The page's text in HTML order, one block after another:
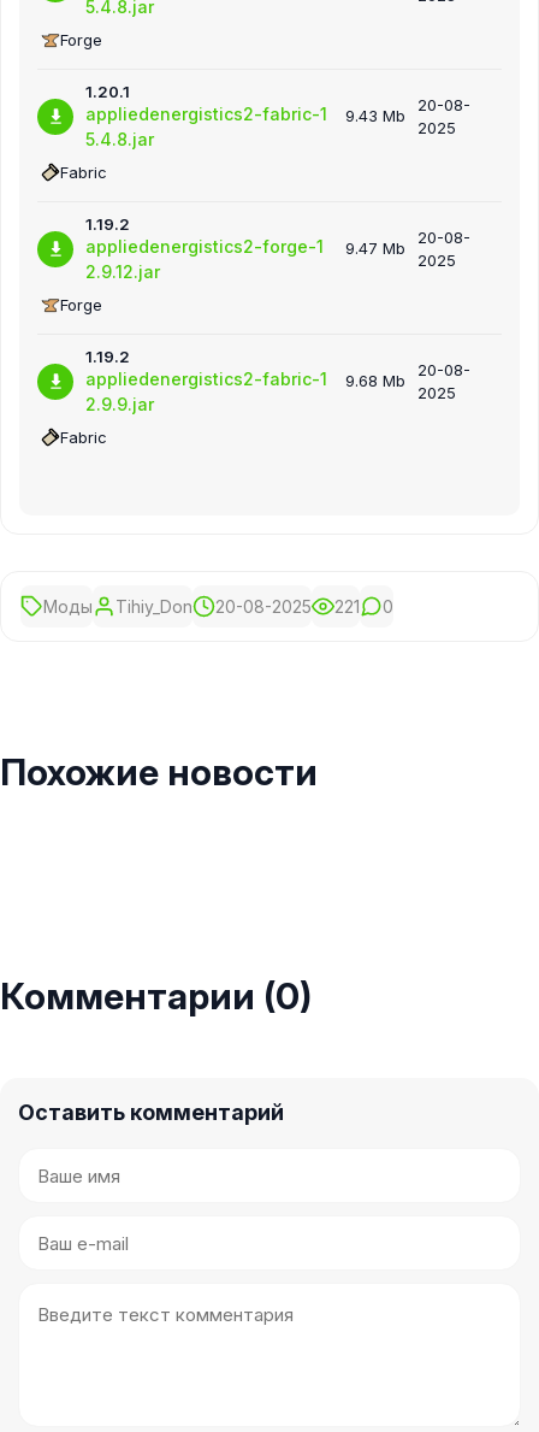
5.4.8.jar
Forge
1.20.1
appliedenergistics2-fabric-1
5.4.8.jar
Fabric
9.43 Mb
20-08-
2025
1.19.2
appliedenergistics2-forge-1
2.9.12.jar
Forge
9.47 Mb
20-08-
2025
1.19.2
appliedenergistics2-fabric-1
2.9.9.jar
Fabric
9.68 Mb
20-08-
2025
Моды Tihiy_Don 20-08-2025 221 0
Похожие новости
Комментарии (0)
Оставить комментарий